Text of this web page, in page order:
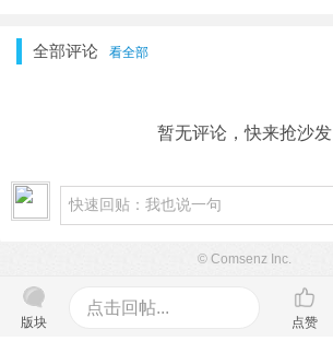
全部评论 看全部
暂无评论，快来抢沙发
版块
点击回帖...
点赞
© Comsenz Inc.